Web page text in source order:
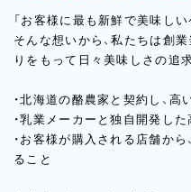
「お客様に最も新鮮で美味しい
そんな想いから、私たちは創
りをもって日々美味しさの追
・北海道の酪農家と契約し、
・乳業メーカーと独自開発し
・お客様が購入される店舗か
ること